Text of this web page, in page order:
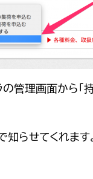
管理画面から「
知らせてくれます